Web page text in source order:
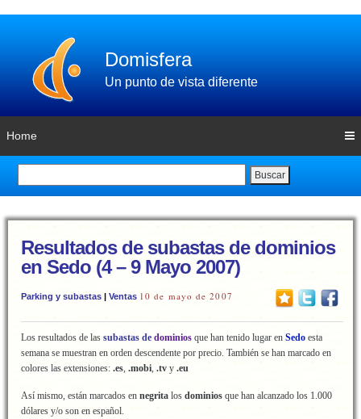
Domisfera
Un punto de vista diferente
Home
Buscar
Resultados de subastas de dominios
en Sedo (4 – 9 Mayo 2007)
Parking y subastas | Ventas 10 de mayo de 2007
Los resultados de las subastas de dominios que han tenido lugar en Sedo esta
semana se muestran en orden descendente por precio. También se han marcado en
colores las extensiones: .es, .mobi, .tv y .eu
Así mismo, están marcados en negrita los dominios que han alcanzado los 1.000
dólares y/o son en español.